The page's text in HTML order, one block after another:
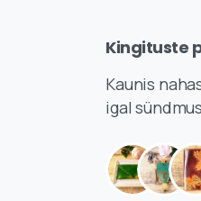
Kingituste
Kaunis
igal